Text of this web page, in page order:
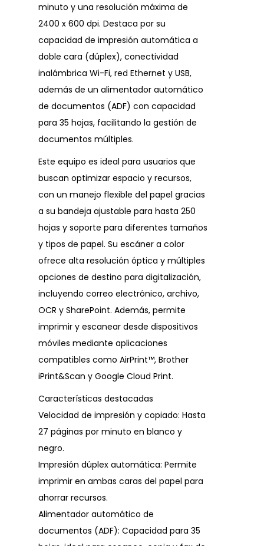
minuto y una resolución máxima de
2400 x 600 dpi. Destaca por su
capacidad de impresión automática a
doble cara (dúplex), conectividad
inalámbrica Wi-Fi, red Ethernet y USB,
además de un alimentador automático
de documentos (ADF) con capacidad
para 35 hojas, facilitando la gestión de
documentos múltiples.
Este equipo es ideal para usuarios que
buscan optimizar espacio y recursos,
con un manejo flexible del papel gracias
a su bandeja ajustable para hasta 250
hojas y soporte para diferentes tamaños
y tipos de papel. Su escáner a color
ofrece alta resolución óptica y múltiples
opciones de destino para digitalización,
incluyendo correo electrónico, archivo,
OCR y SharePoint. Además, permite
imprimir y escanear desde dispositivos
móviles mediante aplicaciones
compatibles como AirPrint™, Brother
iPrint&Scan y Google Cloud Print.
Características destacadas
Velocidad de impresión y copiado: Hasta
27 páginas por minuto en blanco y
negro.
Impresión dúplex automática: Permite
imprimir en ambas caras del papel para
ahorrar recursos.
Alimentador automático de
documentos (ADF): Capacidad para 35